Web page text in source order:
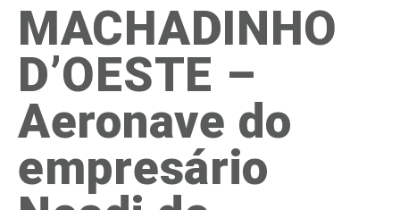
MACHADINHO
D’OESTE –
Aeronave do
empresário